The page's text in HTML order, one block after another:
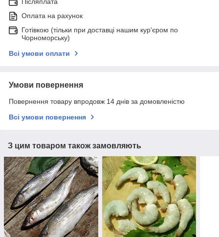
Післяплата
Оплата на рахунок
Готівкою (тільки при доставці нашим кур'єром по
Чорноморську)
Всі умови оплати
Умови повернення
Повернення товару впродовж 14 днів за домовленістю
Всі умови повернення
З цим товаром також замовляють